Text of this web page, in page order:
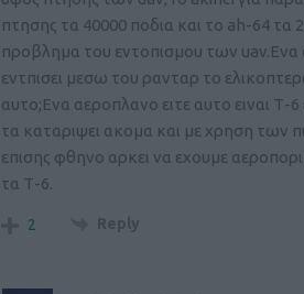
πτησης τα 40000 ποδια και το ah-64 τα
προβλημα του εντοπισμου των
εντπισει μεσω του ρανταρ το
αυτο;Ενα αεροπλανο ειτε αυτο ειναι Τ-
τα καταριψει ακομα και με χρηση των
επισης φθηνο αρκει να εχουμε
τα Τ-6.
2 Reply